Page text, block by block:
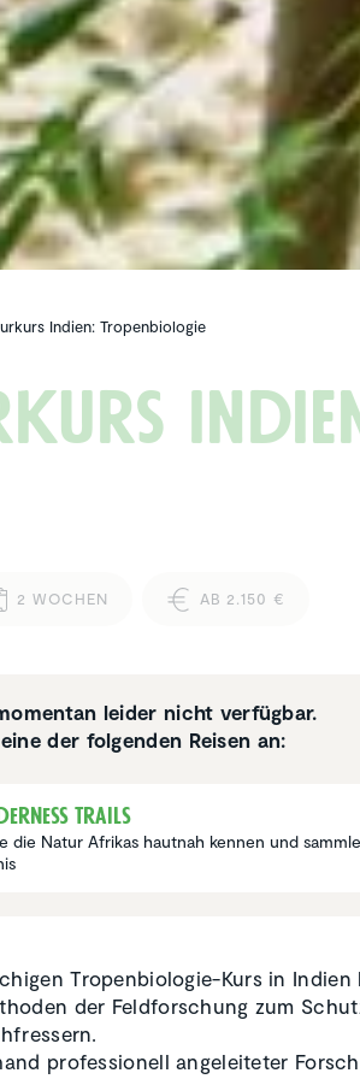
Indien: Tropenbiologie
2 WOCHEN AB 2.150 €
leider nicht verfügbar.
der folgenden Reisen an:
Trails
die Natur Afrikas hautnah kennen und
Tropenbiologie-Kurs in
der Feldforschung zum
professionell angeleiteter